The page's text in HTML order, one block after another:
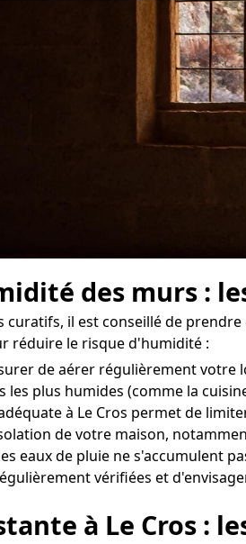
des murs :
il est conseillé de
réduire le risque d'humidité :
de aérer régulièrement votre
les plus humides (comme la
à Le Cros permet de
de votre maison,
eaux de pluie ne s'accumulent
vérifiées et
à Le Cros :